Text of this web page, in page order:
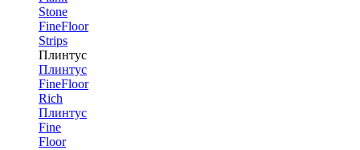
Stone
FineFloor
Strips
Плинтус
Плинтус
FineFloor
Rich
Плинтус
Fine
Floor